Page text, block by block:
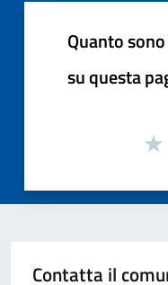
Quanto
su questa
Contatta il